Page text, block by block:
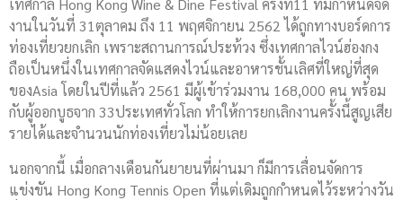
เทศกาล Hong Kong Wine & Dine Festival ครั้งที่11 ที่มีกำหนดจัด
งานในวันที่ 31ตุลาคม ถึง 11 พฤศจิกายน 2562 ได้ถูกทางบอร์ดการ
ท่องเที่ยวยกเลิก เพราะสถานการณ์ประท้วง ซึ่งเทศกาลไวน์ฮ่องกง
ถือเป็นหนึ่งในเทศกาลจัดแสดงไวน์และอาหารชั้นเลิศที่ใหญ่ที่สุด
ของAsia โดยในปีที่แล้ว 2561 มีผู้เข้าร่วมงาน 168,000 คน พร้อม
กับผู้ออกบูธจาก 33ประเทศทั่วโลก ทำให้การยกเลิกงานครั้งนี้สูญเสีย
รายได้และจำนวนนักท่องเที่ยวไม่น้อยเลย
นอกจากนี้ เมื่อกลางเดือนกันยายนที่ผ่านมา ก็มีการเลื่อนจัดการ
แข่งขัน Hong Kong Tennis Open ที่แต่เดิมถูกกำหนดไว้ระหว่างวัน